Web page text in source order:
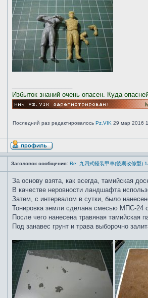
Избыток знаний очень опасен. Куда
Последний раз редактировалось Pz.VIK 29 мар 2016
Заголовок сообщения: Re: 九四式軽装甲車(後期改修型)
За основу взята, как всегда, тамийская
В качестве неровности ландшафта
Затем, с интервалом в сутки, было
Тонировка земли сделана смесью МПС-24
После чего нанесена травяная тамийская
Под занавес грунт и трава выборочно